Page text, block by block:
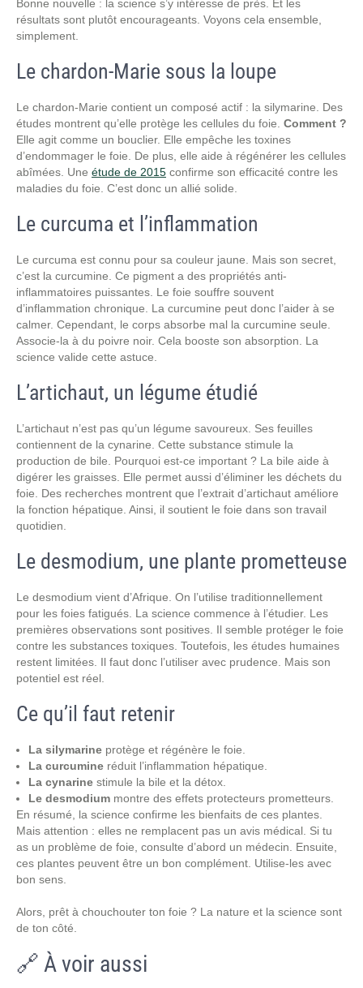
Bonne nouvelle : la science s’y intéresse de près. Et les
résultats sont plutôt encourageants. Voyons cela ensemble,
simplement.
Le chardon-Marie sous la loupe
Le chardon-Marie contient un composé actif : la silymarine. Des
études montrent qu’elle protège les cellules du foie. Comment ?
Elle agit comme un bouclier. Elle empêche les toxines
d’endommager le foie. De plus, elle aide à régénérer les cellules
abîmées. Une étude de 2015 confirme son efficacité contre les
maladies du foie. C’est donc un allié solide.
Le curcuma et l’inflammation
Le curcuma est connu pour sa couleur jaune. Mais son secret,
c’est la curcumine. Ce pigment a des propriétés anti-
inflammatoires puissantes. Le foie souffre souvent
d’inflammation chronique. La curcumine peut donc l’aider à se
calmer. Cependant, le corps absorbe mal la curcumine seule.
Associe-la à du poivre noir. Cela booste son absorption. La
science valide cette astuce.
L’artichaut, un légume étudié
L’artichaut n’est pas qu’un légume savoureux. Ses feuilles
contiennent de la cynarine. Cette substance stimule la
production de bile. Pourquoi est-ce important ? La bile aide à
digérer les graisses. Elle permet aussi d’éliminer les déchets du
foie. Des recherches montrent que l’extrait d’artichaut améliore
la fonction hépatique. Ainsi, il soutient le foie dans son travail
quotidien.
Le desmodium, une plante prometteuse
Le desmodium vient d’Afrique. On l’utilise traditionnellement
pour les foies fatigués. La science commence à l’étudier. Les
premières observations sont positives. Il semble protéger le foie
contre les substances toxiques. Toutefois, les études humaines
restent limitées. Il faut donc l’utiliser avec prudence. Mais son
potentiel est réel.
Ce qu’il faut retenir
La silymarine protège et régénère le foie.
La curcumine réduit l’inflammation hépatique.
La cynarine stimule la bile et la détox.
Le desmodium montre des effets protecteurs prometteurs.
En résumé, la science confirme les bienfaits de ces plantes.
Mais attention : elles ne remplacent pas un avis médical. Si tu
as un problème de foie, consulte d’abord un médecin. Ensuite,
ces plantes peuvent être un bon complément. Utilise-les avec
bon sens.
Alors, prêt à chouchouter ton foie ? La nature et la science sont
de ton côté.
🔗 À voir aussi